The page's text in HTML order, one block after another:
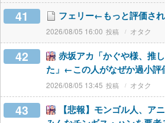
41 フェリー←もっと評価さ
2026/08/05 16:00 オタク
42
赤坂アカ「かぐや様、推
た」←この人がなぜか過小評
2026/08/05 13:45 オタク
43
【悲報】モンゴル人、ア